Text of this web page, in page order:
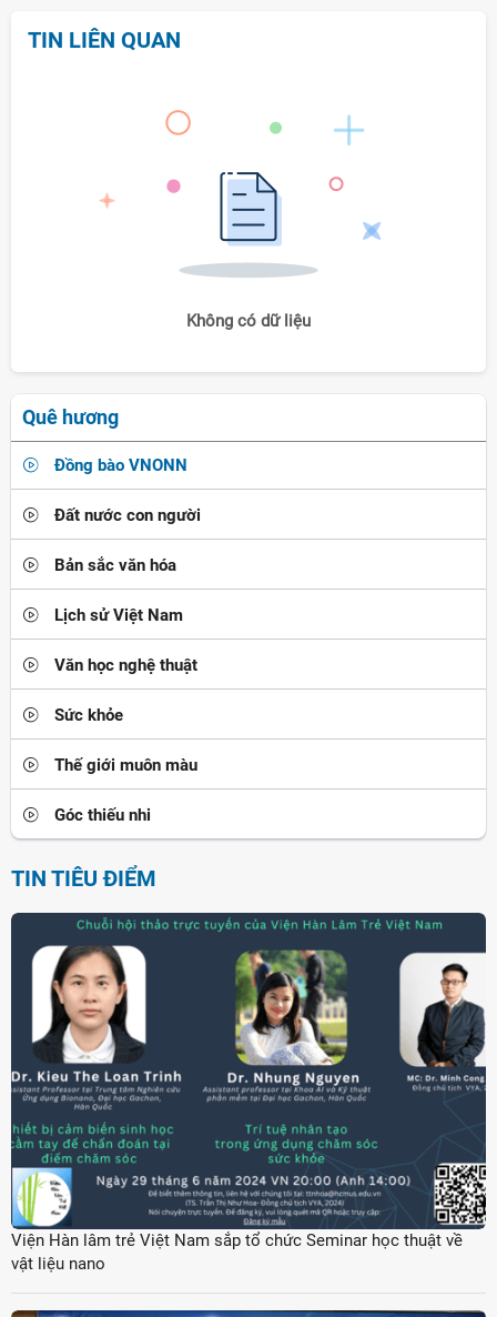
TIN LIÊN QUAN
Không có dữ liệu
Quê hương
Đồng bào VNONN
Đất nước con người
Bản sắc văn hóa
Lịch sử Việt Nam
Văn học nghệ thuật
Sức khỏe
Thế giới muôn màu
Góc thiếu nhi
TIN TIÊU ĐIỂM
Viện Hàn lâm trẻ Việt Nam sắp tổ chức Seminar học thuật về
vật liệu nano